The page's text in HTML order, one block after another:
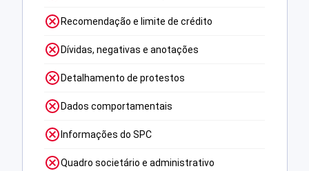
Recomendação e limite de crédito
Dívidas, negativas e anotações
Detalhamento de protestos
Dados comportamentais
Informações do SPC
Quadro societário e administrativo